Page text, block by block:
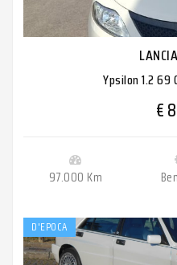
Ypsilon 1.2 69
€
97.000 Km
D'EPOCA